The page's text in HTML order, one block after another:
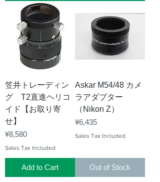
笠井トレーディン
グ T2直進ヘリコ
イド【お取り寄
せ】
Price
¥8,580
Sales Tax Included
Add to Cart
Askar M54/48 カメ
ラアダプター
（Nikon Z）
Price
¥6,435
Sales Tax Included
Out of Stock